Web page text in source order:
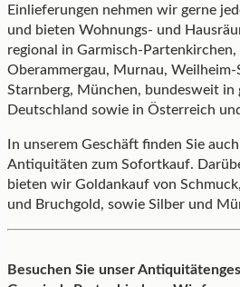
Einlieferungen nehmen wir gerne
und bieten Wohnungs- und
regional in Garmisch-Partenkirchen,
Oberammergau, Murnau, Weilheim-
Starnberg, München, bundesweit in
Deutschland sowie in Österreich
In unserem Geschäft finden Sie
Antiquitäten zum Sofortkauf.
bieten wir Goldankauf von
und Bruchgold, sowie Silber und
Besuchen Sie unser